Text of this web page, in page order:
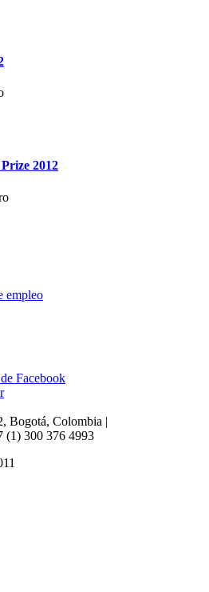
2012
empleo
Facebook
Bogotá, Colombia |
(1) 300 376 4993